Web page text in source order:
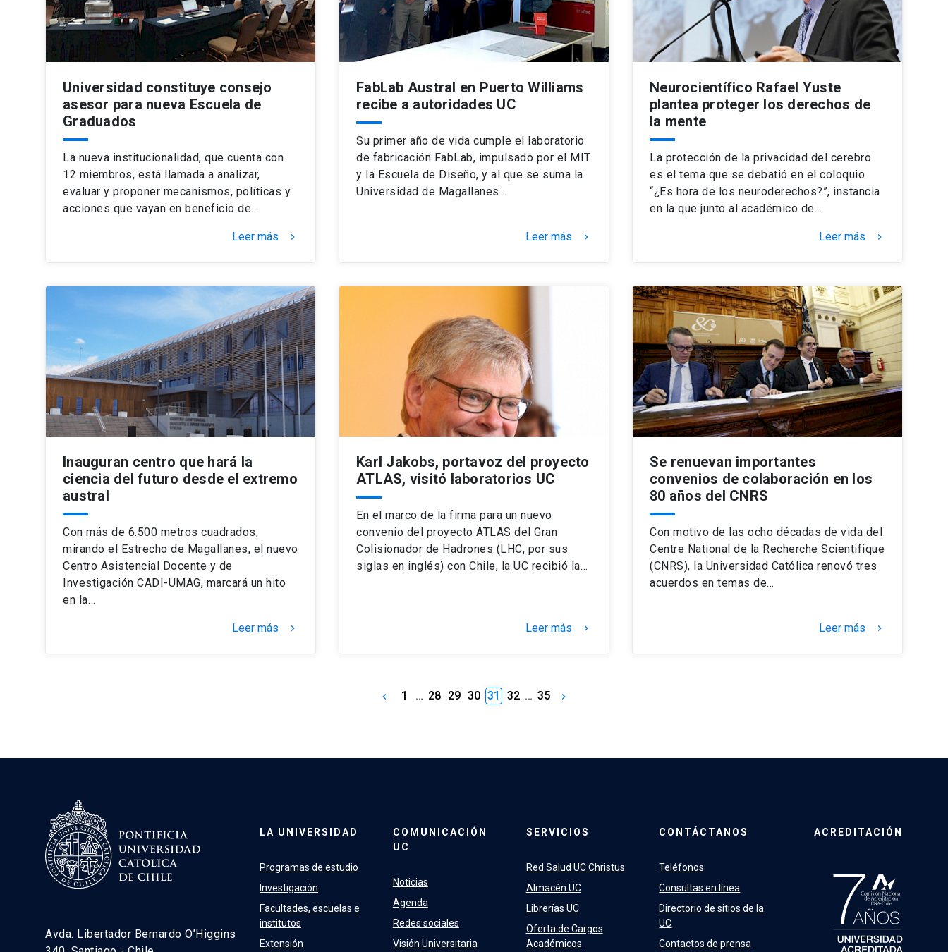
Universidad constituye consejo
asesor para nueva Escuela de
Graduados
La nueva institucionalidad, que cuenta con
12 miembros, está llamada a analizar,
evaluar y proponer mecanismos, políticas y
acciones que vayan en beneficio de…
Leer más keyboard_arrow_right
FabLab Austral en Puerto Williams
recibe a autoridades UC
Su primer año de vida cumple el laboratorio
de fabricación FabLab, impulsado por el MIT
y la Escuela de Diseño, y al que se suma la
Universidad de Magallanes…
Leer más keyboard_arrow_right
Neurocientífico Rafael Yuste
plantea proteger los derechos de
la mente
La protección de la privacidad del cerebro
es el tema que se debatió en el coloquio
“¿Es hora de los neuroderechos?”, instancia
en la que junto al académico de…
Leer más keyboard_arrow_right
Inauguran centro que hará la
ciencia del futuro desde el extremo
austral
Con más de 6.500 metros cuadrados,
mirando el Estrecho de Magallanes, el nuevo
Centro Asistencial Docente y de
Investigación CADI-UMAG, marcará un hito
en la…
Leer más keyboard_arrow_right
Karl Jakobs, portavoz del proyecto
ATLAS, visitó laboratorios UC
En el marco de la firma para un nuevo
convenio del proyecto ATLAS del Gran
Colisionador de Hadrones (LHC, por sus
siglas en inglés) con Chile, la UC recibió la…
Leer más keyboard_arrow_right
Se renuevan importantes
convenios de colaboración en los
80 años del CNRS
Con motivo de las ocho décadas de vida del
Centre National de la Recherche Scientifique
(CNRS), la Universidad Católica renovó tres
acuerdos en temas de…
Leer más keyboard_arrow_right
keyboard_arrow_left 1 … 28 29 30 31 32 … 35 keyboard_arrow_right
Avda. Libertador Bernardo O’Higgins
LA UNIVERSIDAD
Programas de estudio
Investigación
Facultades, escuelas e
institutos
Extensión
COMUNICACIÓN
UC
Noticias
Agenda
Redes sociales
Visión Universitaria
SERVICIOS
Red Salud UC Christus
Almacén UC
Librerías UC
Oferta de Cargos
Académicos
CONTÁCTANOS
Teléfonos
Consultas en línea
Directorio de sitios de la
UC
Contactos de prensa
ACREDITACIÓN